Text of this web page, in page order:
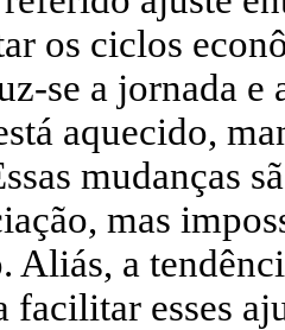
os ciclos
se a jornada e
aquecido,
mudanças
mas
Aliás, a
facilitar esses